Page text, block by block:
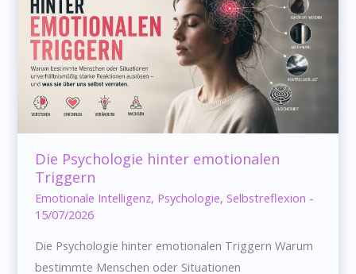
Intelligenz
Die Psychologie hinter emotionalen
Triggern
Emotionale Intelligenz, Psychologie,Selbstreflexion -
15/07/2026
Die Psychologie hinter emotionalen Triggern Warum
bestimmte Menschen oder Situationen